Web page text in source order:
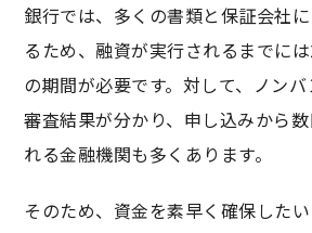
銀行では、多くの書類と保証会社
るため、融資が実行されるまでに
の期間が必要です。対して、ノン
審査結果が分かり、申し込みから
れる金融機関も多くあります。
そのため、資金を素早く確保したい